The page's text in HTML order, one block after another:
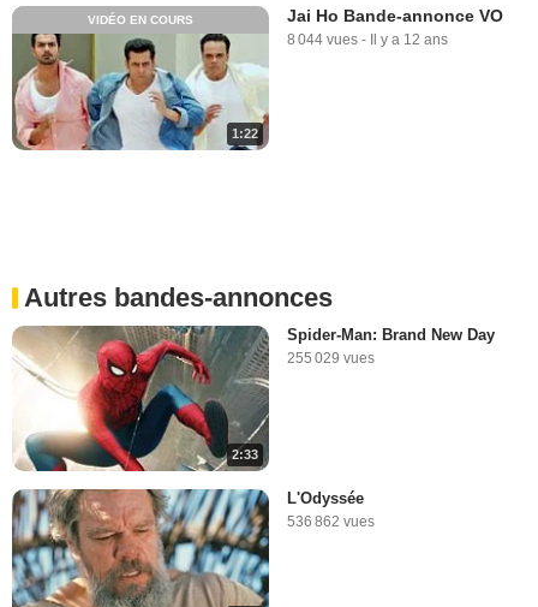
1:22
VIDÉO EN COURS Jai Ho Bande-annonce VO
8 044 vues - Il y a 12 ans
Autres bandes-annonces
2:33
Spider-Man: Brand New Day
255 029 vues
L'Odyssée
536 862 vues